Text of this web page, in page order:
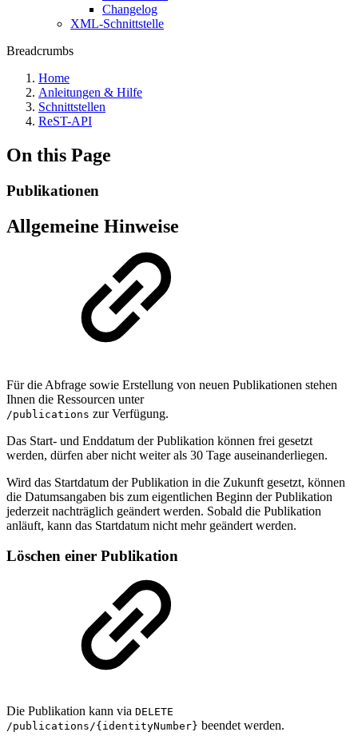
Changelog
XML-Schnittstelle
Breadcrumbs
Home
Anleitungen & Hilfe
Schnittstellen
ReST-API
On this Page
Publikationen
Allgemeine Hinweise
Für die Abfrage sowie Erstellung von neuen Publikationen stehen
Ihnen die Ressourcen unter
/publications zur Verfügung.
Das Start- und Enddatum der Publikation können frei gesetzt
werden, dürfen aber nicht weiter als 30 Tage auseinanderliegen.
Wird das Startdatum der Publikation in die Zukunft gesetzt, können
die Datumsangaben bis zum eigentlichen Beginn der Publikation
jederzeit nachträglich geändert werden. Sobald die Publikation
anläuft, kann das Startdatum nicht mehr geändert werden.
Löschen einer Publikation
Die Publikation kann via DELETE
/publications/{identityNumber} beendet werden.